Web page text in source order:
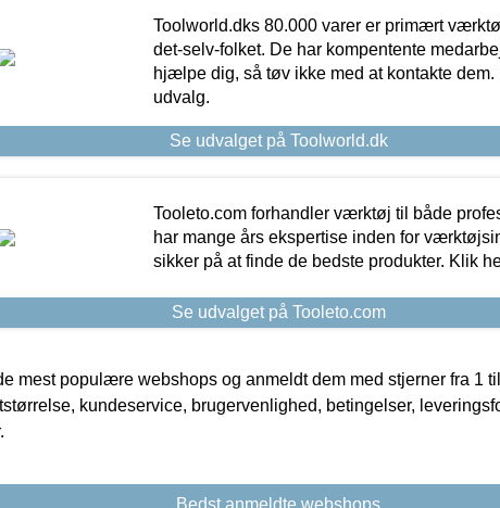
Toolworld.dks 80.000 varer er primært
det-selv-folket. De har kompentente
hjælpe dig, så tøv ikke med at kontakte dem.
udvalg.
Se udvalget på Toolworld.dk
Tooleto.com forhandler værktøj til både
har mange års ekspertise inden for
sikker på at finde de bedste produkter. Klik
Se udvalget på Tooleto.com
mest populære webshops og anmeldt dem med stjerner fra 1
kundeservice, brugervenlighed, betingelser,
Bedst anmeldte webshops